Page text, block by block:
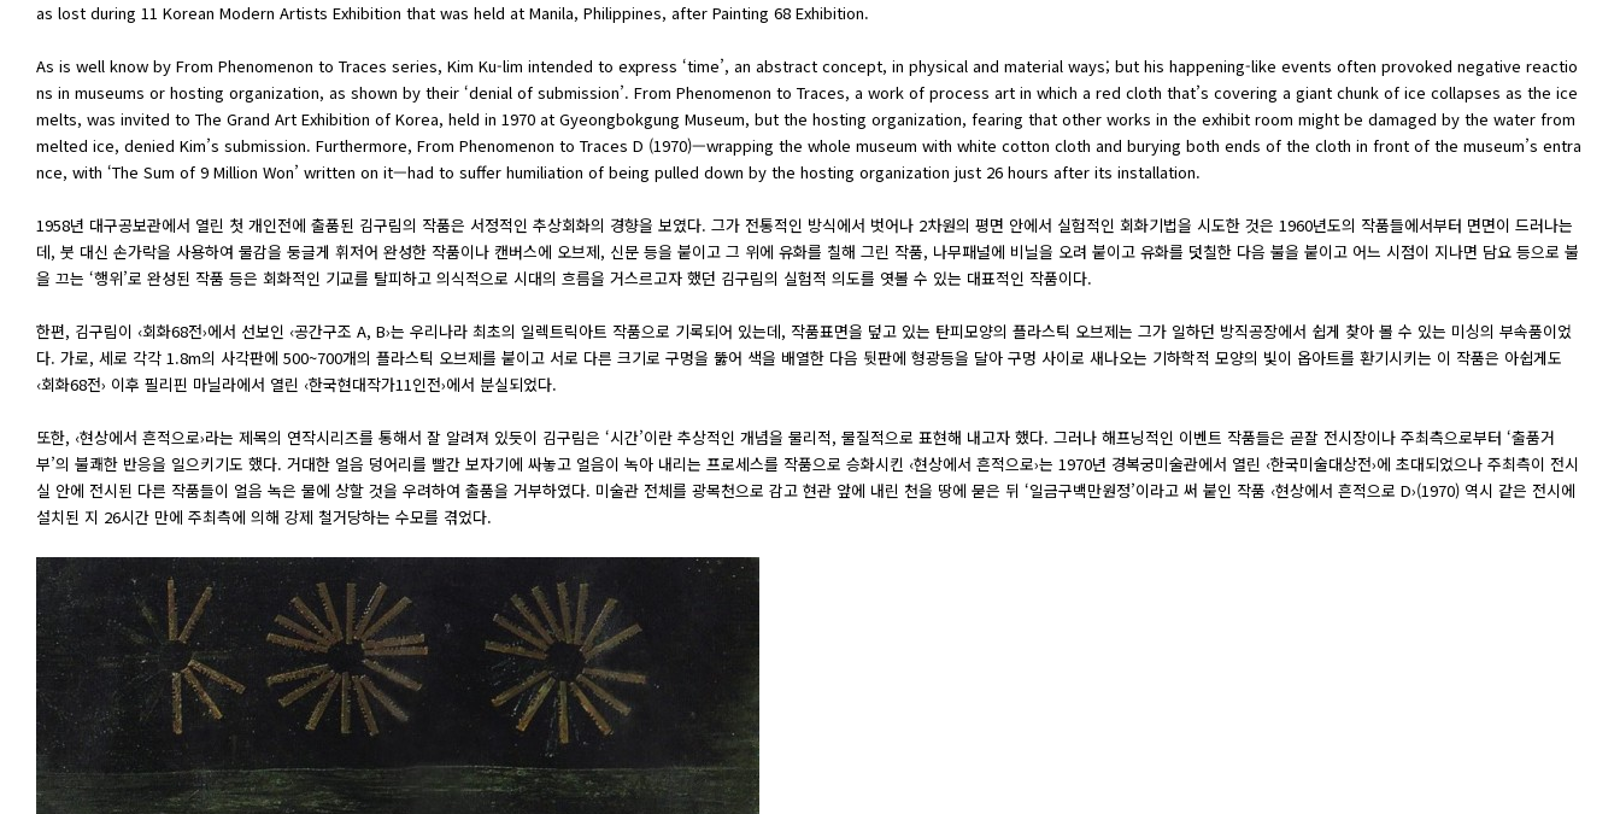
as lost during 11 Korean Modern Artists Exhibition that was held at Manila, Philippines, after Painting 68 Exhibition.
As is well know by From Phenomenon to Traces series, Kim Ku-lim intended to express ‘time’, an abstract concept, in physical and material ways; but his happening-like events often provoked negative reactio
ns in museums or hosting organization, as shown by their ‘denial of submission’. From Phenomenon to Traces, a work of process art in which a red cloth that’s covering a giant chunk of ice collapses as the ice
melts, was invited to The Grand Art Exhibition of Korea, held in 1970 at Gyeongbokgung Museum, but the hosting organization, fearing that other works in the exhibit room might be damaged by the water from
melted ice, denied Kim’s submission. Furthermore, From Phenomenon to Traces D (1970)—wrapping the whole museum with white cotton cloth and burying both ends of the cloth in front of the museum’s entra
nce, with ‘The Sum of 9 Million Won’ written on it—had to suffer humiliation of being pulled down by the hosting organization just 26 hours after its installation.
1958년 대구공보관에서 열린 첫 개인전에 출품된 김구림의 작품은 서정적인 추상회화의 경향을 보였다. 그가 전통적인 방식에서 벗어나 2차원의 평면 안에서 실험적인 회화기법을 시도한 것은 1960년도의 작품들에서부터 면면이 드러나는
데, 붓 대신 손가락을 사용하여 물감을 둥글게 휘저어 완성한 작품이나 캔버스에 오브제, 신문 등을 붙이고 그 위에 유화를 칠해 그린 작품, 나무패널에 비닐을 오려 붙이고 유화를 덧칠한 다음 불을 붙이고 어느 시점이 지나면 담요 등으로 불
을 끄는 ‘행위’로 완성된 작품 등은 회화적인 기교를 탈피하고 의식적으로 시대의 흐름을 거스르고자 했던 김구림의 실험적 의도를 엿볼 수 있는 대표적인 작품이다.
한편, 김구림이 ‹회화68전›에서 선보인 ‹공간구조 A, B›는 우리나라 최초의 일렉트릭아트 작품으로 기록되어 있는데, 작품표면을 덮고 있는 탄피모양의 플라스틱 오브제는 그가 일하던 방직공장에서 쉽게 찾아 볼 수 있는 미싱의 부속품이었
다. 가로, 세로 각각 1.8m의 사각판에 500~700개의 플라스틱 오브제를 붙이고 서로 다른 크기로 구멍을 뚫어 색을 배열한 다음 뒷판에 형광등을 달아 구멍 사이로 새나오는 기하학적 모양의 빛이 옵아트를 환기시키는 이 작품은 아쉽게도
‹회화68전› 이후 필리핀 마닐라에서 열린 ‹한국현대작가11인전›에서 분실되었다.
또한, ‹현상에서 흔적으로›라는 제목의 연작시리즈를 통해서 잘 알려져 있듯이 김구림은 ‘시간’이란 추상적인 개념을 물리적, 물질적으로 표현해 내고자 했다. 그러나 해프닝적인 이벤트 작품들은 곧잘 전시장이나 주최측으로부터 ‘출품거
부’의 불쾌한 반응을 일으키기도 했다. 거대한 얼음 덩어리를 빨간 보자기에 싸놓고 얼음이 녹아 내리는 프로세스를 작품으로 승화시킨 ‹현상에서 흔적으로›는 1970년 경복궁미술관에서 열린 ‹한국미술대상전›에 초대되었으나 주최측이 전시
실 안에 전시된 다른 작품들이 얼음 녹은 물에 상할 것을 우려하여 출품을 거부하였다. 미술관 전체를 광목천으로 감고 현관 앞에 내린 천을 땅에 묻은 뒤 ‘일금구백만원정’이라고 써 붙인 작품 ‹현상에서 흔적으로 D›(1970) 역시 같은 전시에
설치된 지 26시간 만에 주최측에 의해 강제 철거당하는 수모를 겪었다.